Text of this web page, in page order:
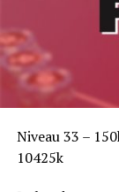
Niveau 33 –
10425k